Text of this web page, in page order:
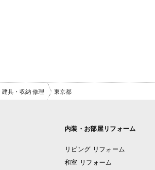
建具・収納 修理 東京都
内装・お部屋リフォーム
リビング リフォーム
和室 リフォーム